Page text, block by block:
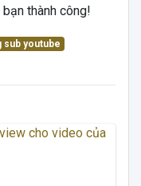
thành công!
sub youtube